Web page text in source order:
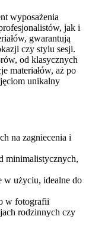
wyposażenia
jak i
gwarantują
czy stylu sesji.
od klasycznych
materiałów, aż po
unikalny
na zagniecenia i
minimalistycznych,
w użyciu, idealne do
w fotografii
rodzinnych czy